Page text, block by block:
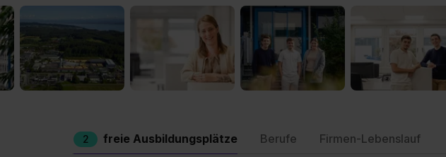
2 freie Ausbildungsplätze Berufe Firmen-Lebenslauf